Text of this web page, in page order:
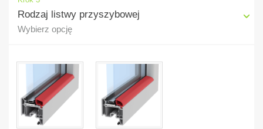
Rodzaj listwy przyszybowej
Wybierz opcję